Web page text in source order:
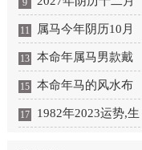
家吉日一览表
开光吉日 2027年12月开
光吉日一览表
11 属马今年阴历10月
结婚好吗 属马还有几年
本命年结婚呢好吗
13 本命年属马男款戴
什么财神 本命年属马男
士戴什么好一点
15 本命年马的风水布
局 本命年马的佛像怎么
17 1982年2023运势,生